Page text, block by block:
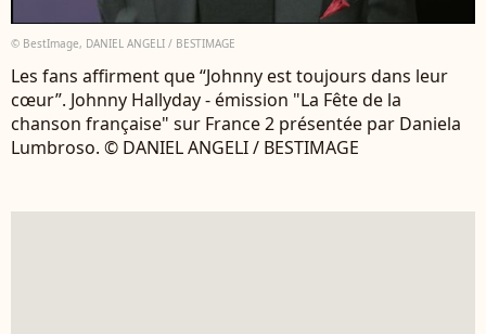
© BestImage, DANIEL ANGELI / BESTIMAGE
Les fans affirment que “Johnny est toujours dans leur
cœur”. Johnny Hallyday - émission "La Fête de la
chanson française" sur France 2 présentée par Daniela
Lumbroso. © DANIEL ANGELI / BESTIMAGE